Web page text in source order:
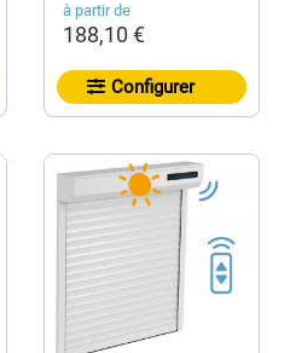
à partir de
188,10 €
Configurer